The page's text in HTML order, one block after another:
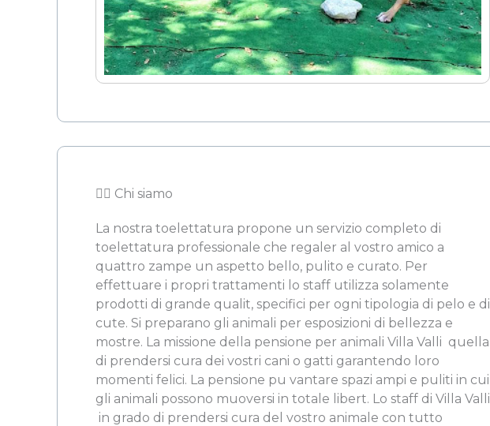
👨‍⚖️ Chi siamo
La nostra toelettatura propone un servizio completo di
toelettatura professionale che regaler al vostro amico a
quattro zampe un aspetto bello, pulito e curato. Per
effettuare i propri trattamenti lo staff utilizza solamente
prodotti di grande qualit, specifici per ogni tipologia di pelo e di
cute. Si preparano gli animali per esposizioni di bellezza e
mostre. La missione della pensione per animali Villa Valli  quella
di prendersi cura dei vostri cani o gatti garantendo loro
momenti felici. La pensione pu vantare spazi ampi e puliti in cui
gli animali possono muoversi in totale libert. Lo staff di Villa Valli
 in grado di prendersi cura del vostro animale con tutto